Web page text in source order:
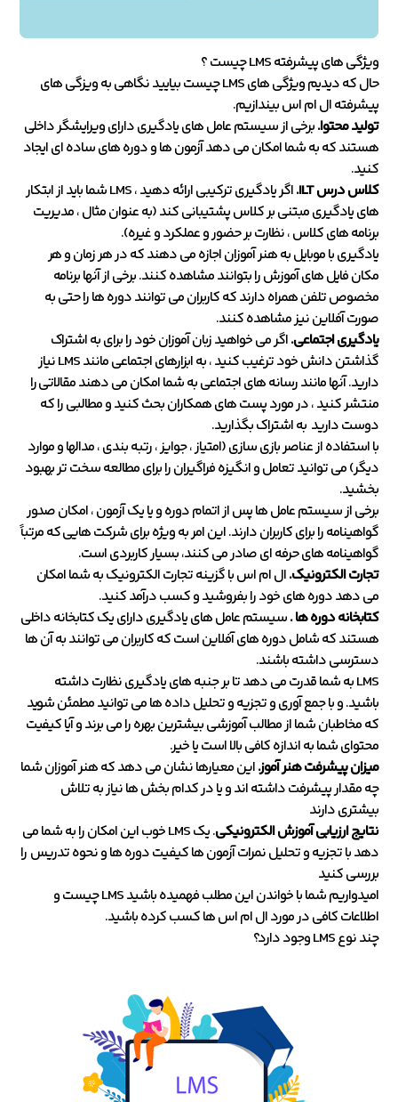
ویژگی های پیشرفته LMS چیست ؟
حال که دیدیم ویژگی های LMS چیست بیایید نگاهی به ویزگی های
پیشرفته ال ام اس بیندازیم.
تولید محتوا.برخی از سیستم عامل های یادگیری دارای ویرایشگر داخلی
هستند که به شما امکان می دهد آزمون ها و دوره های ساده ای ایجاد
کنید.
کلاس درس ILT.
اگر یادگیری ترکیبی ارائه دهید ، LMS شما باید از ابتکار
های یادگیری مبتنی بر کلاس پشتیبانی کند (به عنوان مثال ، مدیریت
برنامه های کلاس ، نظارت بر حضور و عملکرد و غیره).
یادگیری با موبایل به هنر آموزان اجازه می دهند که در هر زمان و هر
مکان فایل های آموزش را بتوانند مشاهده کنند. برخی از آنها برنامه
مخصوص تلفن همراه دارند که کاربران می توانند دوره ها را حتی به
صورت آفلاین نیز مشاهده کنند.
یادگیری اجتماعی.اگر می خواهید زبان آموزان خود را برای به اشتراک
گذاشتن دانش خود ترغیب کنید ، به ابزارهای اجتماعی مانند LMS نیاز
دارید. آنها مانند رسانه های اجتماعی به شما امکان می دهند مقالاتی را
منتشر کنید ، در مورد پست های همکاران بحث کنید و مطالبی را که
دوست دارید به اشتراک بگذارید.
با استفاده از عناصر بازی سازی (امتیاز ، جوایز ، رتبه بندی ، مدالها و موارد
دیگر) می توانید تعامل و انگیزه فراگیران را برای مطالعه سخت تر بهبود
بخشید.
برخی از سیستم عامل ها پس از اتمام دوره و یا یک آزمون ، امکان صدور
گواهینامه را برای کاربران دارند. این امر به ویژه برای شرکت هایی که مرتباً
گواهینامه های حرفه ای صادر می کنند، بسیار کاربردی است.
تجارت الکترونیک.ال ام اس با گزینه تجارت الکترونیک به شما امکان
می دهد دوره های خود را بفروشید و کسب درآمد کنید.
کتابخانه دوره ها .سیستم عامل های یادگیری دارای یک کتابخانه داخلی
هستند که شامل دوره های آفلاین است که کاربران می توانند به آن ها
دسترسی داشته باشند.
LMS به شما قدرت می دهد تا بر جنبه های یادگیری نظارت داشته
باشید. و با جمع آوری و تجزیه و تحلیل داده ها می توانید مطمئن شوید
که مخاطبان شما از مطالب آموزشی بیشترین بهره را می برند و آیا کیفیت
محتوای شما به اندازه کافی بالا است یا خیر.
میزان پیشرفت هنر آموز.این معیارها نشان می دهد که هنر آموزان شما
چه مقدار پیشرفت داشته اند و یا در کدام بخش ها نیاز به تلاش
بیشتری دارند
نتایج ارزیابی آموزش الکترونیکی
. یک LMS خوب این امکان را به شما می
دهد با تجزیه و تحلیل نمرات آزمون ها کیفیت دوره ها و نحوه تدریس را
بررسی کنید
امیدواریم شما با خواندن این مطلب فهمیده باشید LMS چیست و
اطلاعات کافی در مورد ال ام اس ها کسب کرده باشید.
چند نوع LMS وجود دارد؟